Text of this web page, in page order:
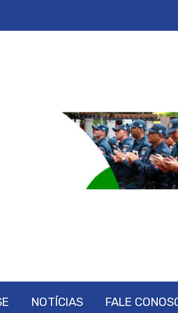
NOTÍCIAS FALE